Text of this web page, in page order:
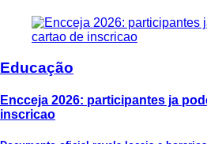
Educação
Encceja 2026: participantes ja
inscricao